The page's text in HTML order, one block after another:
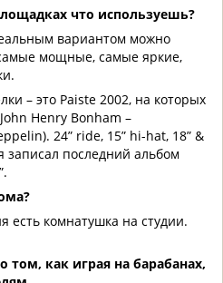
что используешь?
вариантом можно
мощные, самые яркие,
– это Paiste 2002, на которых
Henry Bonham –
24” ride, 15” hi-hat, 18” &
записал последний альбом
есть комнатушка на студии.
том, как играя на барабанах,